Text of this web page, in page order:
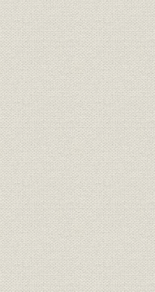
株式
組織
組織
組織;事業所
組織
財務・業績